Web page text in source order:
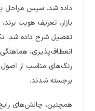
داده شد. سپس مراحل
بازار، تعریف هویت
تفصیل شرح داده شد.
انعطاف‌پذیری، هماهنگی
رنگ‌های مناسب از
برجسته شدند.
همچنین، چالش‌های